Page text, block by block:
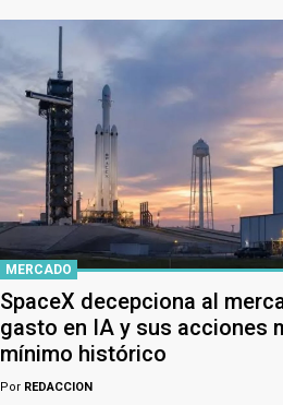
MERCADO
SpaceX decepciona al
gasto en IA y sus acciones
mínimo histórico
Por REDACCION